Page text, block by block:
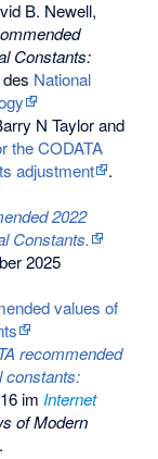
B. Newell,
Constants:
National
N Taylor and
the CODATA
adjustment
.
2022
Constants.
2025
values of
recommended
constants:
imInternet
of Modern